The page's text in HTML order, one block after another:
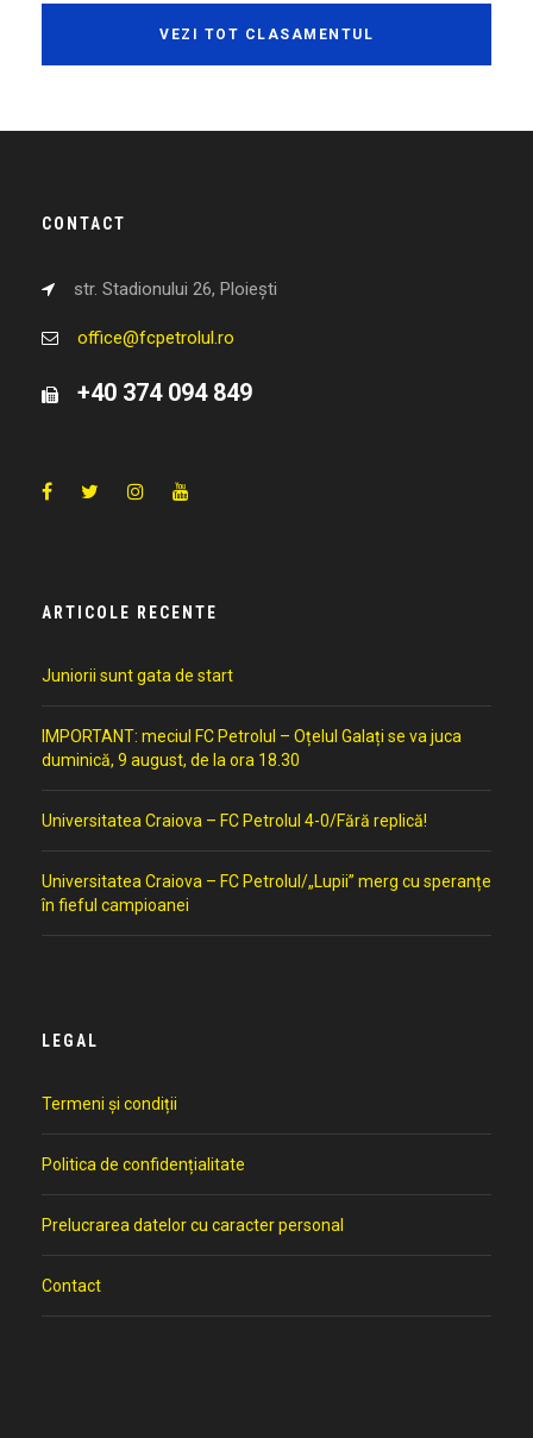
VEZI TOT CLASAMENTUL
CONTACT
str. Stadionului 26, Ploiești
office@fcpetrolul.ro
+40 374 094 849
ARTICOLE RECENTE
Juniorii sunt gata de start
IMPORTANT: meciul FC Petrolul – Oțelul Galați se va juca
duminică, 9 august, de la ora 18.30
Universitatea Craiova – FC Petrolul 4-0/Fără replică!
Universitatea Craiova – FC Petrolul/„Lupii” merg cu speranțe
în fieful campioanei
LEGAL
Termeni și condiții
Politica de confidențialitate
Prelucrarea datelor cu caracter personal
Contact